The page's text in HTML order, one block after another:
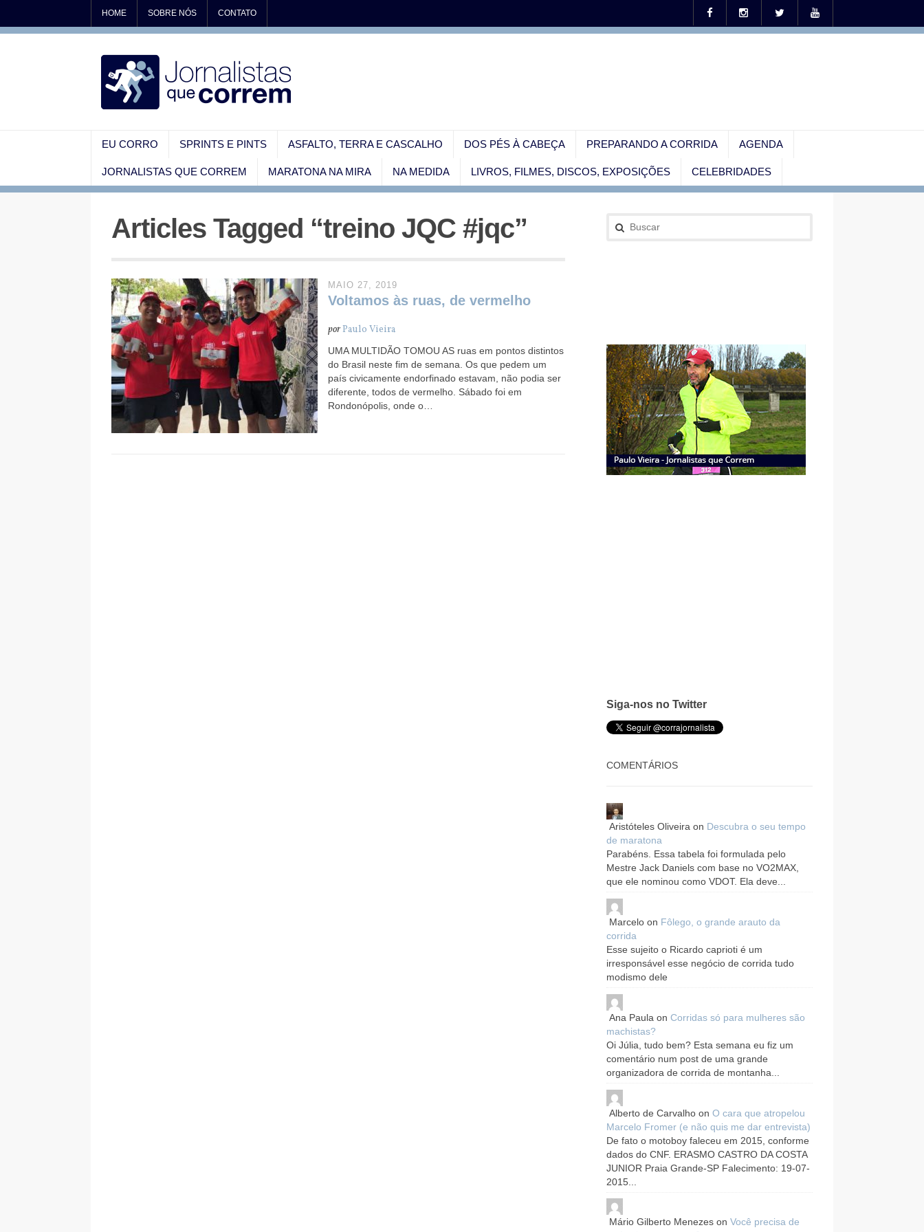
HOME SOBRE NÓS CONTATO
EU CORRO SPRINTS E PINTS ASFALTO, TERRA E CASCALHO DOS PÉS À CABEÇA PREPARANDO A CORRIDA AGENDA
JORNALISTAS QUE CORREM MARATONA NA MIRA NA MEDIDA LIVROS, FILMES, DISCOS, EXPOSIÇÕES CELEBRIDADES
Articles Tagged “treino JQC #jqc”
MAIO 27, 2019
Voltamos às ruas, de vermelho
porPaulo Vieira
UMA MULTIDÃO TOMOU AS ruas em pontos distintos
do Brasil neste fim de semana. Os que pedem um
país civicamente endorfinado estavam, não podia ser
diferente, todos de vermelho. Sábado foi em
Rondonópolis, onde o…
Siga-nos no Twitter
COMENTÁRIOS
Aristóteles Oliveira on Descubra o seu tempo
de maratona
Parabéns. Essa tabela foi formulada pelo
Mestre Jack Daniels com base no VO2MAX,
que ele nominou como VDOT. Ela deve...
Marceloon Fôlego, o grande arauto da
corrida
Esse sujeito o Ricardo caprioti é um
irresponsável esse negócio de corrida tudo
modismo dele
Ana Paula on Corridas só para mulheres são
machistas?
Oi Júlia, tudo bem? Esta semana eu fiz um
comentário num post de uma grande
organizadora de corrida de montanha...
Alberto de Carvalhoon O cara que atropelou
Marcelo Fromer (e não quis me dar entrevista)
De fato o motoboy faleceu em 2015, conforme
dados do CNF. ERASMO CASTRO DA COSTA
JUNIOR Praia Grande-SP Falecimento: 19-07-
2015...
Mário Gilberto Menezeson Você precisa de